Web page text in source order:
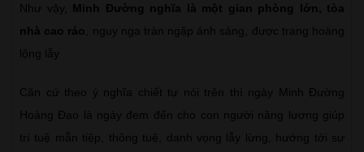
Như vậy, Minh Đường nghĩa là một gian phòng lớn, tòa
nhà cao ráo , nguy nga tràn ngập ánh sáng, được trang hoàng
lộng lẫy
Căn cứ theo ý nghĩa chiết tự nói trên thì ngày Minh Đường
Hoàng Đạo là ngày đem đến cho con người năng lượng giúp
trí tuệ mẫn tiệp, thông tuệ, danh vọng lẫy lừng, hướng tới sự